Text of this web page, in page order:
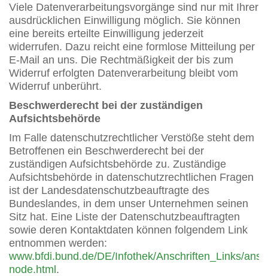
Viele Datenverarbeitungsvorgänge sind nur mit Ihrer
ausdrücklichen Einwilligung möglich. Sie können
eine bereits erteilte Einwilligung jederzeit
widerrufen. Dazu reicht eine formlose Mitteilung per
E-Mail an uns. Die Rechtmäßigkeit der bis zum
Widerruf erfolgten Datenverarbeitung bleibt vom
Widerruf unberührt.
Beschwerderecht bei der zuständigen
Aufsichtsbehörde
Im Falle datenschutzrechtlicher Verstöße steht dem
Betroffenen ein Beschwerderecht bei der
zuständigen Aufsichtsbehörde zu. Zuständige
Aufsichtsbehörde in datenschutzrechtlichen Fragen
ist der Landesdatenschutzbeauftragte des
Bundeslandes, in dem unser Unternehmen seinen
Sitz hat. Eine Liste der Datenschutzbeauftragten
sowie deren Kontaktdaten können folgendem Link
entnommen werden:
www.bfdi.bund.de/DE/Infothek/Anschriften_Links/
node.html.